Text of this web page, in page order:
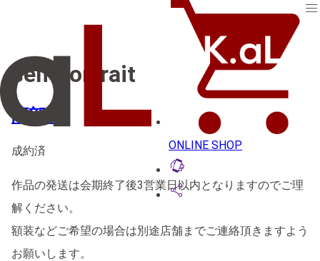
ONLINE SHOP
lift_to_talk
share
menu
self portrait
阿部 泉
成約済
作品の発送は会期終了後3営業日以内となりますのでご理
解ください。
額装などご希望の場合は別途店舗までご連絡頂きますよう
お願いします。